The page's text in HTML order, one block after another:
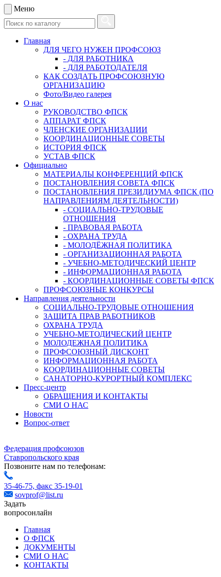
Меню
Главная
ДЛЯ ЧЕГО НУЖЕН ПРОФСОЮЗ
- ДЛЯ РАБОТНИКА
- ДЛЯ РАБОТОДАТЕЛЯ
КАК СОЗДАТЬ ПРОФСОЮЗНУЮ
ОРГАНИЗАЦИЮ
Фото/Видео галерея
О нас
РУКОВОДСТВО ФПСК
АППАРАТ ФПСК
ЧЛЕНСКИЕ ОРГАНИЗАЦИИ
КООРДИНАЦИОННЫЕ СОВЕТЫ
ИСТОРИЯ ФПСК
УСТАВ ФПСК
Официально
МАТЕРИАЛЫ КОНФЕРЕНЦИЙ ФПСК
ПОСТАНОВЛЕНИЯ СОВЕТА ФПСК
ПОСТАНОВЛЕНИЯ ПРЕЗИДИУМА ФПСК (ПО
НАПРАВЛЕНИЯМ ДЕЯТЕЛЬНОСТИ)
- СОЦИАЛЬНО-ТРУДОВЫЕ
ОТНОШЕНИЯ
- ПРАВОВАЯ РАБОТА
- ОХРАНА ТРУДА
- МОЛОДЁЖНАЯ ПОЛИТИКА
- ОРГАНИЗАЦИОННАЯ РАБОТА
- УЧЕБНО-МЕТОДИЧЕСКИЙ ЦЕНТР
- ИНФОРМАЦИОННАЯ РАБОТА
- КООРДИНАЦИОННЫЕ СОВЕТЫ ФПСК
ПРОФСОЮЗНЫЕ КОНКУРСЫ
Направления деятельности
СОЦИАЛЬНО-ТРУДОВЫЕ ОТНОШЕНИЯ
ЗАЩИТА ПРАВ РАБОТНИКОВ
ОХРАНА ТРУДА
УЧЕБНО-МЕТОДИЧЕСКИЙ ЦЕНТР
МОЛОДЕЖНАЯ ПОЛИТИКА
ПРОФСОЮЗНЫЙ ДИСКОНТ
ИНФОРМАЦИОННАЯ РАБОТА
КООРДИНАЦИОННЫЕ СОВЕТЫ
САНАТОРНО-КУРОРТНЫЙ КОМПЛЕКС
Пресс-центр
ОБРАЩЕНИЯ И КОНТАКТЫ
СМИ О НАС
Новости
Вопрос-ответ
Федерация профсоюзов
Ставропольского края
Позвоните нам по телефонам:
35-46-75, факс 35-19-01
sovprof@list.ru
Задать
вопросонлайн
Главная
О ФПСК
ДОКУМЕНТЫ
СМИ О НАС
КОНТАКТЫ